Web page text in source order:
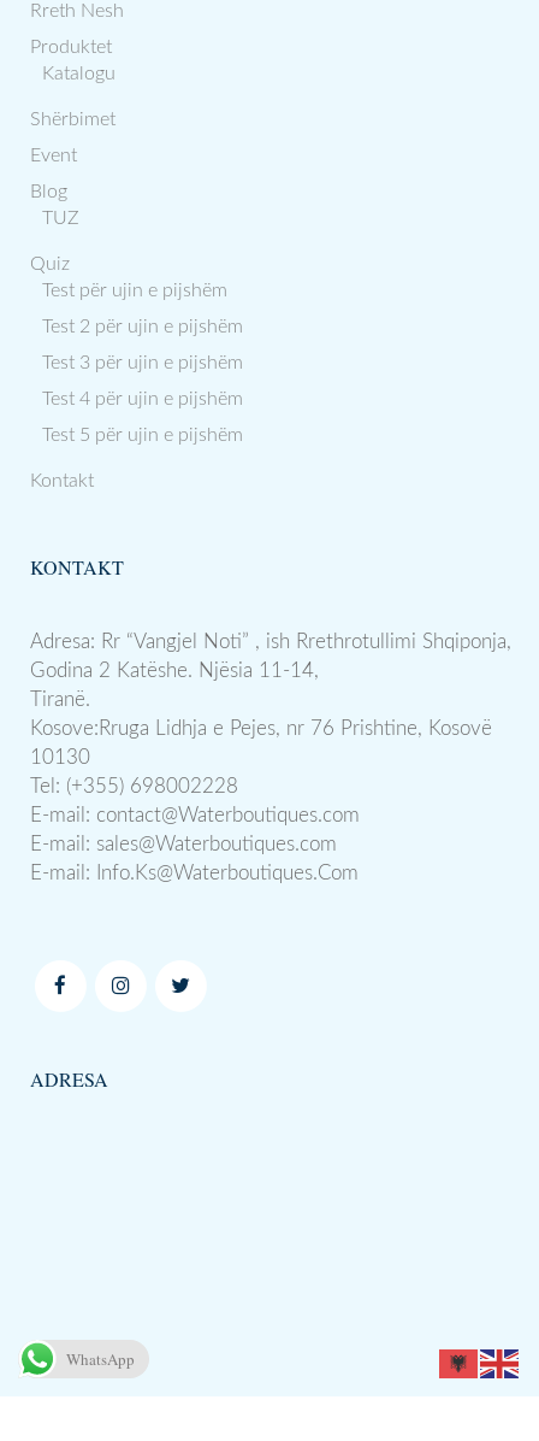
Rreth Nesh
Produktet
Katalogu
Shërbimet
Event
Blog
TUZ
Quiz
Test për ujin e pijshëm
Test 2 për ujin e pijshëm
Test 3 për ujin e pijshëm
Test 4 për ujin e pijshëm
Test 5 për ujin e pijshëm
Kontakt
KONTAKT
Adresa: Rr “Vangjel Noti” , ish Rrethrotullimi Shqiponja,
Godina 2 Katëshe. Njësia 11-14,
Tiranë.
Kosove:Rruga Lidhja e Pejes, nr 76 Prishtine, Kosovë
10130
Tel: (+355) 698002228
E-mail: contact@Waterboutiques.com
E-mail: sales@Waterboutiques.com
E-mail:
Info.Ks@Waterboutiques.Com
ADRESA
WhatsApp